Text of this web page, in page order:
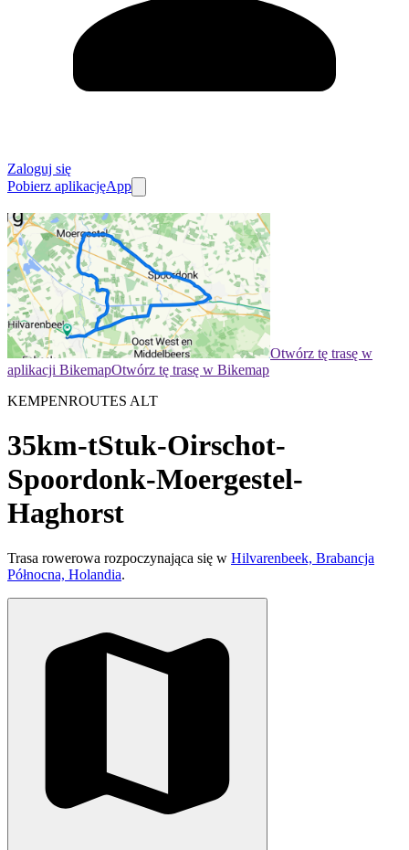
Zaloguj się
Pobierz aplikacjęApp
Otwórz tę trasę w
aplikacji BikemapOtwórz tę trasę w Bikemap
KEMPENROUTES ALT
35km-tStuk-Oirschot-
Spoordonk-Moergestel-
Haghorst
Trasa rowerowa rozpoczynająca się w Hilvarenbeek, Brabancja
Północna, Holandia.